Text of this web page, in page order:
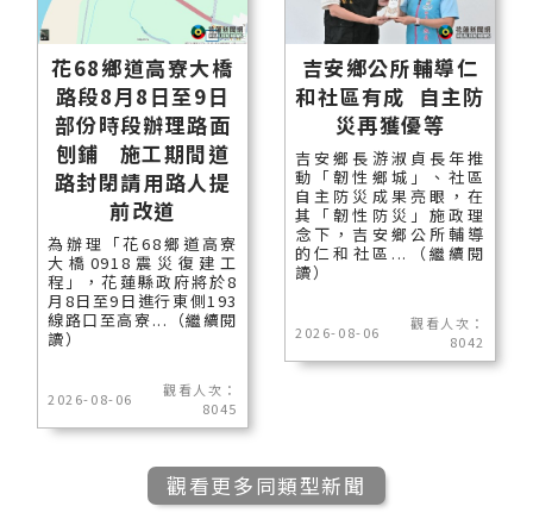
花68鄉道高寮大橋
路段8月8日至9日
部份時段辦理路面
刨鋪 施工期間道
路封閉請用路人提
前改道
為辦理「花68鄉道高寮
大橋0918震災復建工
程」，花蓮縣政府將於8
月8日至9日進行東側193
線路口至高寮...（繼續閱
讀）
2026-08-06
觀看人次：
8045
吉安鄉公所輔導仁
和社區有成 自主防
災再獲優等
吉安鄉長游淑貞長年推
動「韌性鄉城」、社區
自主防災成果亮眼，在
其「韌性防災」施政理
念下，吉安鄉公所輔導
的仁和社區...（繼續閱
讀）
2026-08-06
觀看人次：
8042
觀看更多同類型新聞